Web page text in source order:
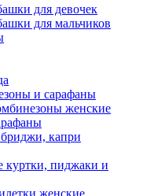
для девочек
для мальчиков
и сарафаны
женские
капри
куртки, пиджаки и
женские